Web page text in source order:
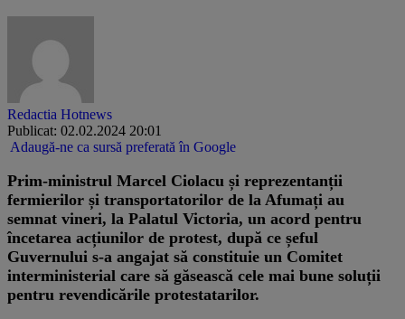
Redactia Hotnews
Publicat: 02.02.2024 20:01
Adaugă-ne ca sursă preferată în Google
Prim-ministrul Marcel Ciolacu și reprezentanții
fermierilor și transportatorilor de la Afumați au
semnat vineri, la Palatul Victoria, un acord pentru
încetarea acțiunilor de protest, după ce șeful
Guvernului s-a angajat să constituie un Comitet
interministerial care să găsească cele mai bune soluții
pentru revendicările protestatarilor.